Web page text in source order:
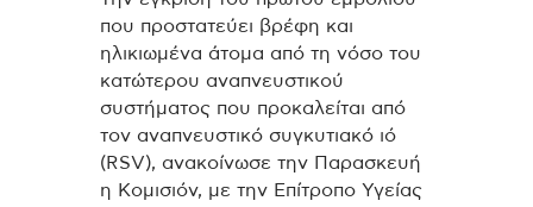
που προστατεύει βρέφη και
ηλικιωμένα άτομα από τη νόσο του
κατώτερου αναπνευστικού
συστήματος που προκαλείται από
τον αναπνευστικό συγκυτιακό ιό
(RSV), ανακοίνωσε την Παρασκευή
η Κομισιόν, με την Επίτροπο Υγείας